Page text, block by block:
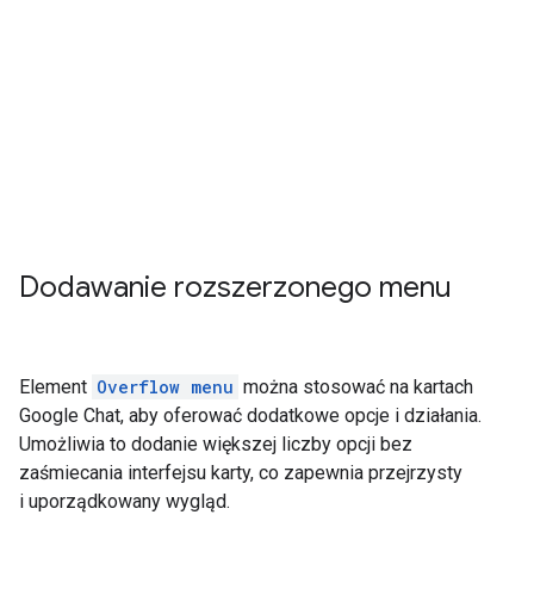
Dodawanie rozszerzonego menu
Element Overflow menu można stosować na kartach
Google Chat, aby oferować dodatkowe opcje i działania.
Umożliwia to dodanie większej liczby opcji bez
zaśmiecania interfejsu karty, co zapewnia przejrzysty
i uporządkowany wygląd.